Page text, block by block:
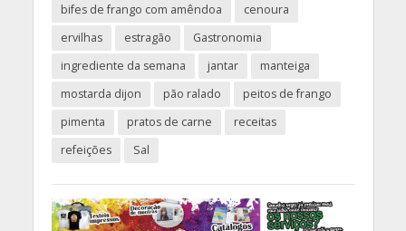
bifes de frango com amêndoa
cenoura
ervilhas
estragão
Gastronomia
ingrediente da semana
jantar
manteiga
mostarda dijon
pão ralado
peitos de frango
pimenta
pratos de carne
receitas
refeições
Sal